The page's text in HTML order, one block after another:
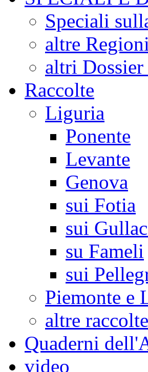
Speciali
altre Regioni
altri Dossier
Raccolte
Liguria
Ponente
Levante
Genova
sui Fotia
sui
su Fameli
sui
Piemonte e
altre raccolte
Quaderni
video